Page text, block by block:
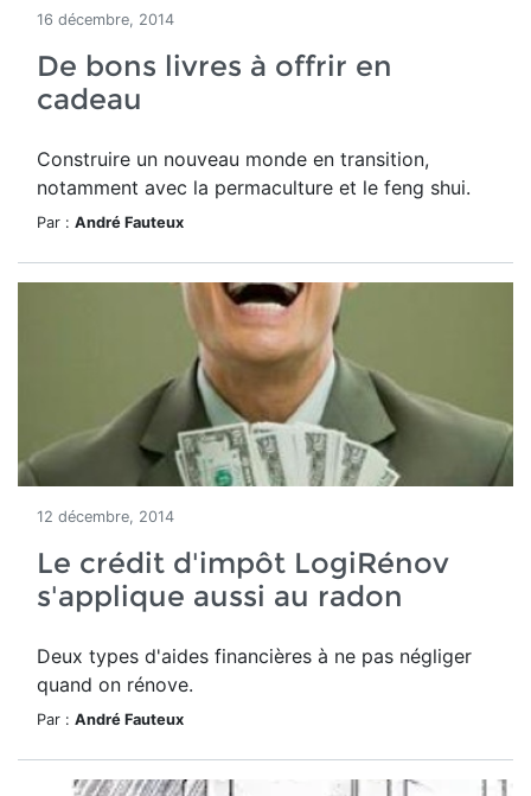
16 décembre, 2014
De bons livres à offrir en
cadeau
Construire un nouveau monde en transition,
notamment avec la permaculture et le feng shui.
Par : André Fauteux
12 décembre, 2014
Le crédit d'impôt LogiRénov
s'applique aussi au radon
Deux types d'aides financières à ne pas négliger
quand on rénove.
Par : André Fauteux